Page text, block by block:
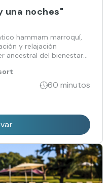
una noches"
hammam marroquí,
y relajación
ancestral del bienestar
60 minutos